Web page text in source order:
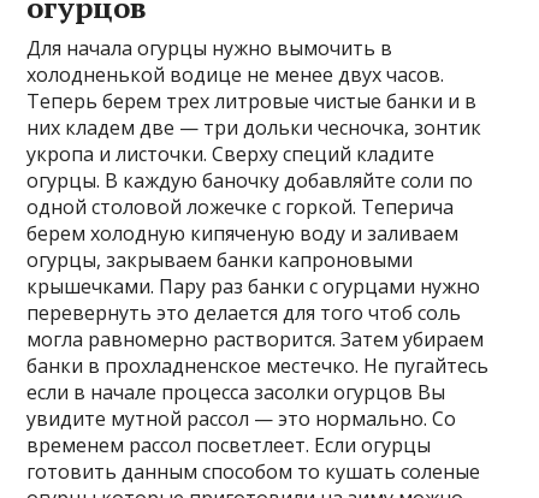
Для начала огурцы нужно вымочить в
холодненькой водице не менее двух часов.
Теперь берем трех литровые чистые банки и в
них кладем две — три дольки чесночка, зонтик
укропа и листочки. Сверху специй кладите
огурцы. В каждую баночку добавляйте соли по
одной столовой ложечке с горкой. Теперича
берем холодную кипяченую воду и заливаем
огурцы, закрываем банки капроновыми
крышечками. Пару раз банки с огурцами нужно
перевернуть это делается для того чтоб соль
могла равномерно растворится. Затем убираем
банки в прохладненское местечко. Не пугайтесь
если в начале процесса засолки огурцов Вы
увидите мутной рассол — это нормально. Со
временем рассол посветлеет. Если огурцы
готовить данным способом то кушать соленые